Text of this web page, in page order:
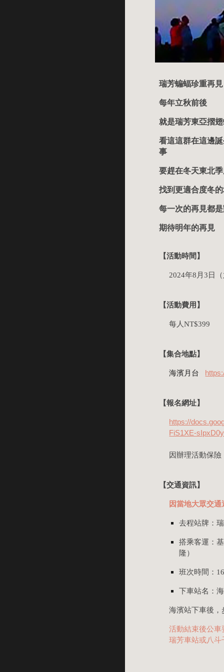
瑞芳蝙蝠珍重再見
每年立秋前後
就是瑞芳東亞摺
看這這群在這邊
事
要趕在冬天東北
找到更適合度冬
每一次的再見都
期待明年的再見
【活動時間】
2024年8 月3 日
【活動費用 】
每人NT$399
【集合地點】
海濱月台
【報名網址】
https://
FiS1XE-
因辦理活動保
【交通資訊】
因當地大眾交
去程站牌：
搭乘客運：
隆）
班次時間：
下車站名：
海濱站下車後
活動結束後公
瑞芳車站或八斗